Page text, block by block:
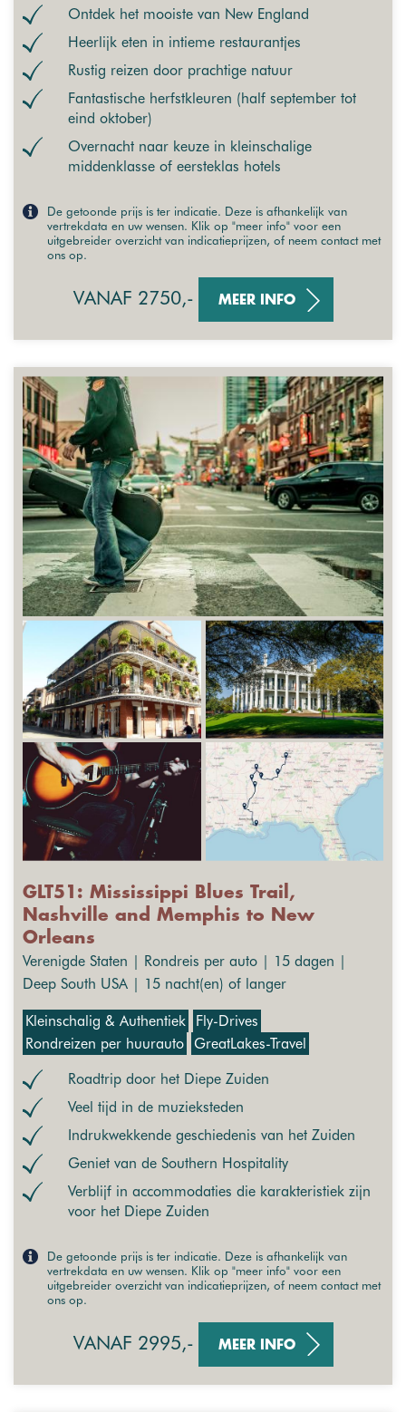
Ontdek het mooiste van New England
Heerlijk eten in intieme restaurantjes
Rustig reizen door prachtige natuur
Fantastische herfstkleuren (half september tot
eind oktober)
Overnacht naar keuze in kleinschalige
middenklasse of eersteklas hotels
De getoonde prijs is ter indicatie. Deze is afhankelijk van
vertrekdata en uw wensen. Klik op "meer info" voor een
uitgebreider overzicht van indicatieprijzen, of neem contact met
ons op.
VANAF 2750,- MEER INFO
GLT51: Mississippi Blues Trail,
Nashville and Memphis to New
Orleans
Verenigde Staten | Rondreis per auto | 15 dagen |
Deep South USA | 15 nacht(en) of langer
Kleinschalig & Authentiek
Fly-Drives
Rondreizen per huurauto GreatLakes-Travel
Roadtrip door het Diepe Zuiden
Veel tijd in de muzieksteden
Indrukwekkende geschiedenis van het Zuiden
Geniet van de Southern Hospitality
Verblijf in accommodaties die karakteristiek zijn
voor het Diepe Zuiden
De getoonde prijs is ter indicatie. Deze is afhankelijk van
vertrekdata en uw wensen. Klik op "meer info" voor een
uitgebreider overzicht van indicatieprijzen, of neem contact met
ons op.
VANAF 2995,- MEER INFO